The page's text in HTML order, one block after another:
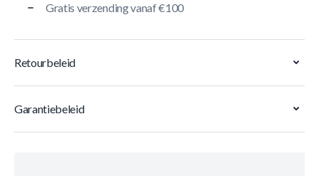
Gratis verzending vanaf €100
Retourbeleid
Garantiebeleid